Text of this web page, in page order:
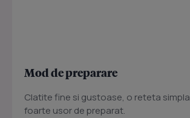
Mod de preparare
Clatite fine si gustoase, o reteta
foarte usor de preparat.